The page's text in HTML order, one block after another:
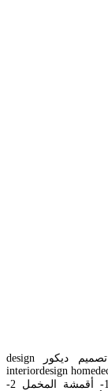
القثمي اثاث اقمشة كنب مخمل تنجيد ستائر تصميم ديكور design
interiordesign
alguthmico. 18022016 أفضل أنواع قماش الكنب 1- أقمشة المخمل 2-